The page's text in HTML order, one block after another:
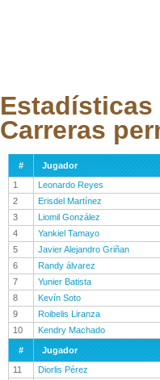
Carreras
#
Jugador
1
Leonardo Reyes
2
Erisdel Martínez
3
Liomil González
4
Yankiel Tamayo
5
Javier Alejandro Griñan
6
Randy álvarez
7
Yunier Batista
8
Kevín Soto
9
Roibelis Liranza
10
Kendry Machado
#
Jugador
11
Diorlis Pérez